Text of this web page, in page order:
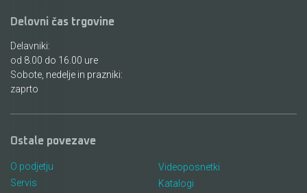
Delovni čas trgovine
Delavniki:
od 8.00 do 16.00 ure
Sobote, nedelje in prazniki:
zaprto
Ostale povezave
O podjetju
Servis
Videoposnetki
Katalogi